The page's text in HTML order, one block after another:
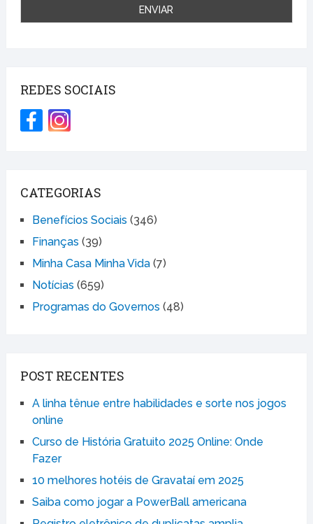
REDES SOCIAIS
CATEGORIAS
Benefícios Sociais (346)
Finanças (39)
Minha Casa Minha Vida(7)
Notícias (659)
Programas do Governos (48)
POST RECENTES
A linha tênue entre habilidades e sorte nos jogos
online
Curso de História Gratuito 2025 Online: Onde
Fazer
10 melhores hotéis de Gravataí em 2025
Saiba como jogar a PowerBall americana